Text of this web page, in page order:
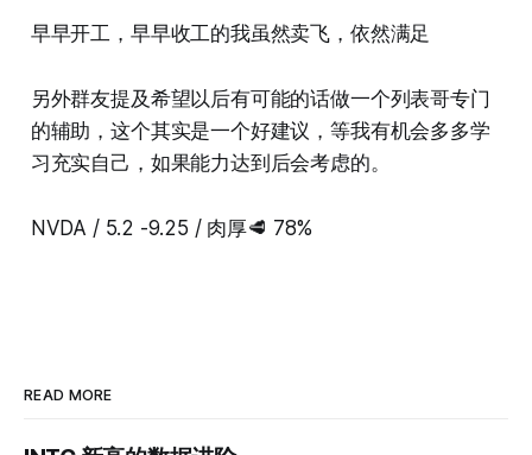
早早开工，早早收工的我虽然卖飞，依然满足
另外群友提及希望以后有可能的话做一个列表哥专门
的辅助，这个其实是一个好建议，等我有机会多多学
习充实自己，如果能力达到后会考虑的。
NVDA / 5.2 -9.25 / 肉厚🥩 78%
READ MORE